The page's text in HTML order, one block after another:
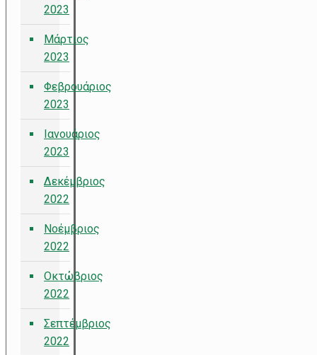
2023
Μάρτιος
2023
Φεβρουάριος
2023
Ιανουάριος
2023
Δεκέμβριος
2022
Νοέμβριος
2022
Οκτώβριος
2022
Σεπτέμβριος
2022